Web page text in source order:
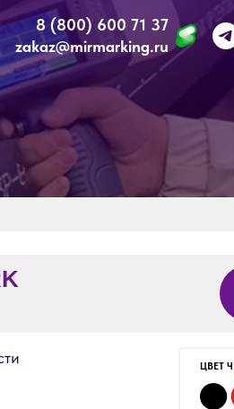
8 (800) 600 71 37
zakaz@mirmarking.ru
ИСПОЛЬЗУЕТСЯ В РАЗНЫХ
ОТРАСЛЯХ ПРОМЫШЛЕННОСТИ: